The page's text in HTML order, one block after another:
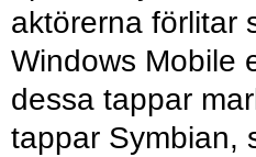
aktörerna förlitar
Windows Mobile
dessa tappar
tappar Symbian,